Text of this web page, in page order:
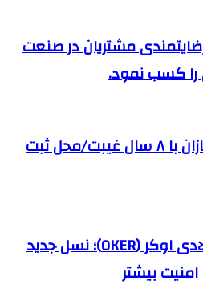
مشتریان در صنعت
را کسب نمود.
طرح انصار ویژه سربازان با ۸ سال غیبت/محل ثبت
معرفی کرکره فولادی اوکر (OKER)؛ نسل جدید
بیشتر